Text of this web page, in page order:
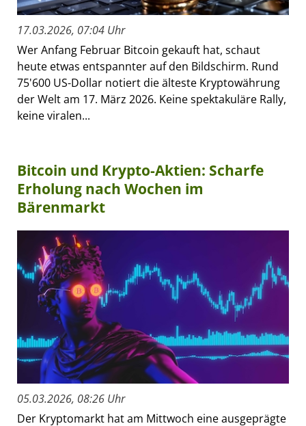
17.03.2026, 07:04 Uhr
Wer Anfang Februar Bitcoin gekauft hat, schaut
heute etwas entspannter auf den Bildschirm. Rund
75'600 US-Dollar notiert die älteste Kryptowährung
der Welt am 17. März 2026. Keine spektakuläre Rally,
keine viralen...
Bitcoin und Krypto-Aktien: Scharfe
Erholung nach Wochen im
Bärenmarkt
05.03.2026, 08:26 Uhr
Der Kryptomarkt hat am Mittwoch eine ausgeprägte